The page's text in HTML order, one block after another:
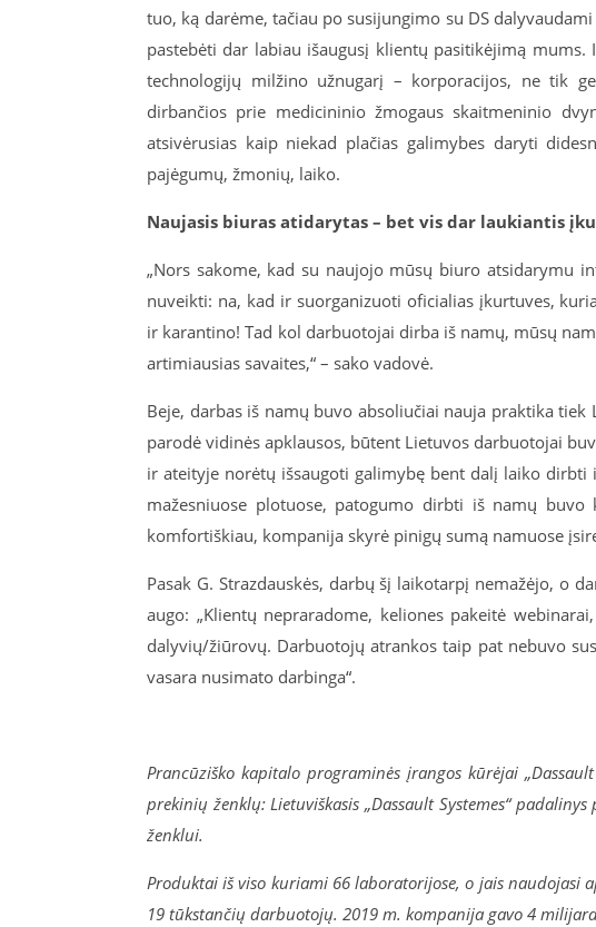
tuo, ką darėme, tačiau po susijungimo su DS
pastebėti dar labiau išaugusį klientų pasitikėjimą
technologijų milžino užnugarį – korporacijos, ne tik
dirbančios prie medicininio žmogaus skaitmeninio
atsivėrusias kaip niekad plačias galimybes daryti
pajėgumų, žmonių, laiko.
Naujasis biuras atidarytas – bet vis dar laukiantis
„Nors sakome, kad su naujojo mūsų biuro atsidarymu
nuveikti: na, kad ir suorganizuoti oficialias įkurtuves,
ir karantino!Tad kol darbuotojai dirba iš namų, mūsų
artimiausias savaites,“ – sako vadovė.
Beje, darbas iš namų buvo absoliučiai nauja praktika
parodė vidinės apklausos, būtent Lietuvos darbuotojai
ir ateityje norėtų išsaugoti galimybę bent dalį laiko dirbti
mažesniuose plotuose, patogumo dirbti iš namų
komfortiškiau, kompanija skyrė pinigų sumą namuose
Pasak G. Strazdauskės, darbų šį laikotarpį nemažėjo, o
augo: „Klientų nepraradome, keliones pakeitė
dalyvių/žiūrovų. Darbuotojų atrankos taip pat nebuvo
vasara nusimato darbinga“.
Prancūziško kapitalo programinės įrangos kūrėjai
prekinių ženklų: Lietuviškasis „Dassault Systemes“
ženklui.
Produktai iš viso kuriami 66 laboratorijose, o jais
19 tūkstančių darbuotojų. 2019 m. kompanija gavo 4